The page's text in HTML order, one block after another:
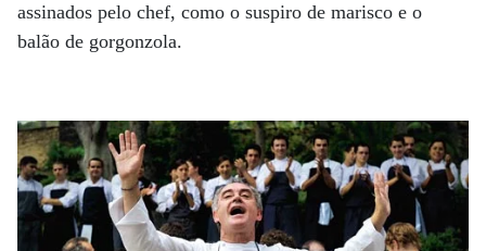
assinados pelo chef, como o suspiro de marisco e o
balão de gorgonzola.